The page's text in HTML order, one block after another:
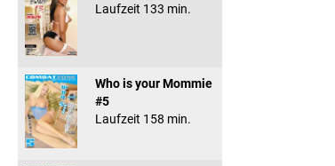
Laufzeit 133 min.
Who is your Mommie
#5
Laufzeit 158 min.